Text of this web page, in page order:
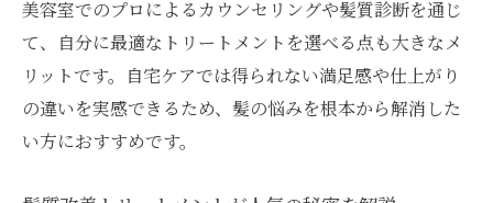
美容室でのプロによるカウンセリングや髪質診断を通じ
て、自分に最適なトリートメントを選べる点も大きなメ
リットです。自宅ケアでは得られない満足感や仕上がり
の違いを実感できるため、髪の悩みを根本から解消した
い方におすすめです。